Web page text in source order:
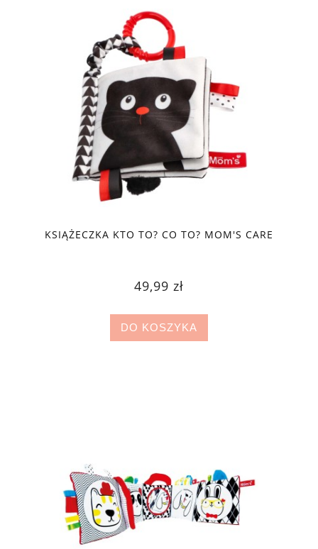
KSIĄŻECZKA KTO TO? CO TO? MOM'S CARE
49,99 zł
DO KOSZYKA